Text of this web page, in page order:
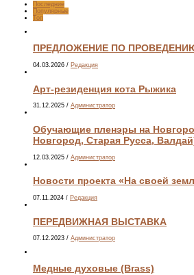
Последние
Популярные
Топ
ПРЕДЛОЖЕНИЕ ПО
04.03.2026 / Редакция
Арт-резиденция кота Рыжика
31.12.2025 / Администратор
Обучающие пленэры на
Новгород, Старая Русса,
12.03.2025 / Администратор
Новости проекта «На своей
07.11.2024 / Редакция
ПЕРЕДВИЖНАЯ ВЫСТАВКА
07.12.2023 / Администратор
Медные духовые (Brass)